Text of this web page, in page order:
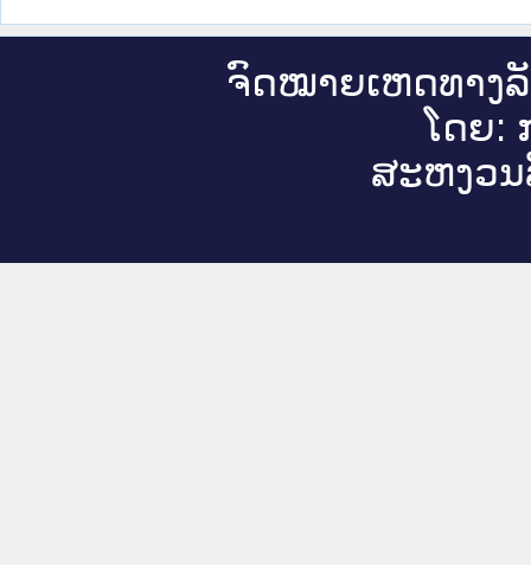
ຈົດ​ໝາຍ​ເຫດ​ທາງ​
ໂດຍ:
ສະ​ຫງວນ​